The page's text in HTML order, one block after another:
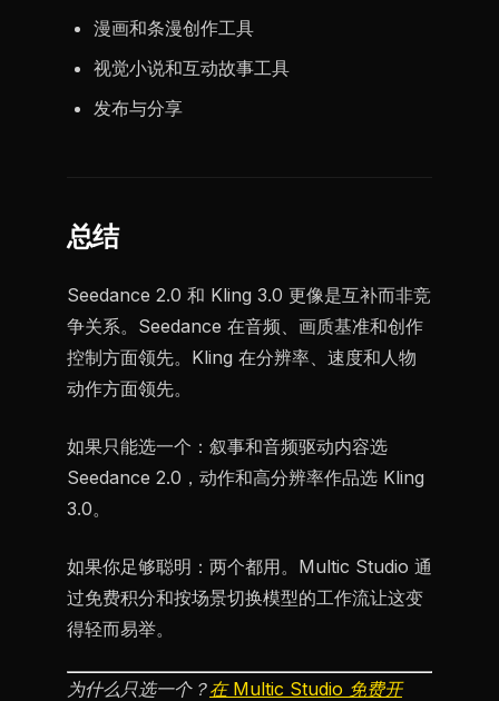
漫画和条漫创作工具
视觉小说和互动故事工具
发布与分享
总结
Seedance 2.0 和 Kling 3.0 更像是互补而非竞
争关系。Seedance 在音频、画质基准和创作
控制方面领先。Kling 在分辨率、速度和人物
动作方面领先。
如果只能选一个：叙事和音频驱动内容选
Seedance 2.0，动作和高分辨率作品选 Kling
3.0。
如果你足够聪明：两个都用。Multic Studio 通
过免费积分和按场景切换模型的工作流让这变
得轻而易举。
为什么只选一个？在 Multic Studio 免费开